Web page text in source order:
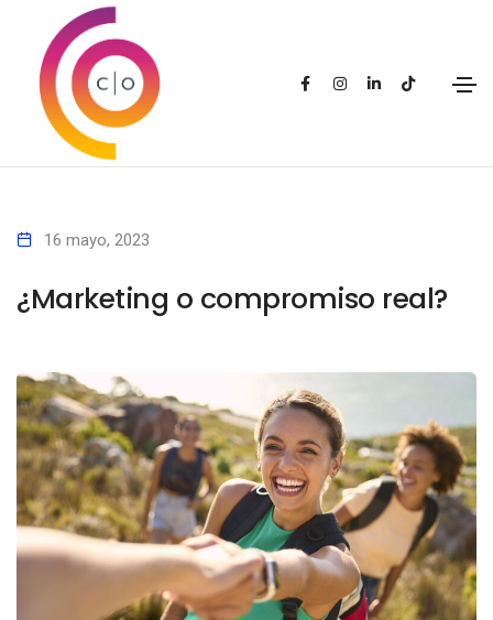
16 mayo, 2023
¿Marketing o compromiso real?